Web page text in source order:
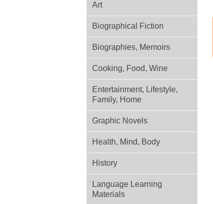
Art
Biographical Fiction
Biographies, Memoirs
Cooking, Food, Wine
Entertainment, Lifestyle,
Family, Home
Graphic Novels
Health, Mind, Body
History
Language Learning
Materials